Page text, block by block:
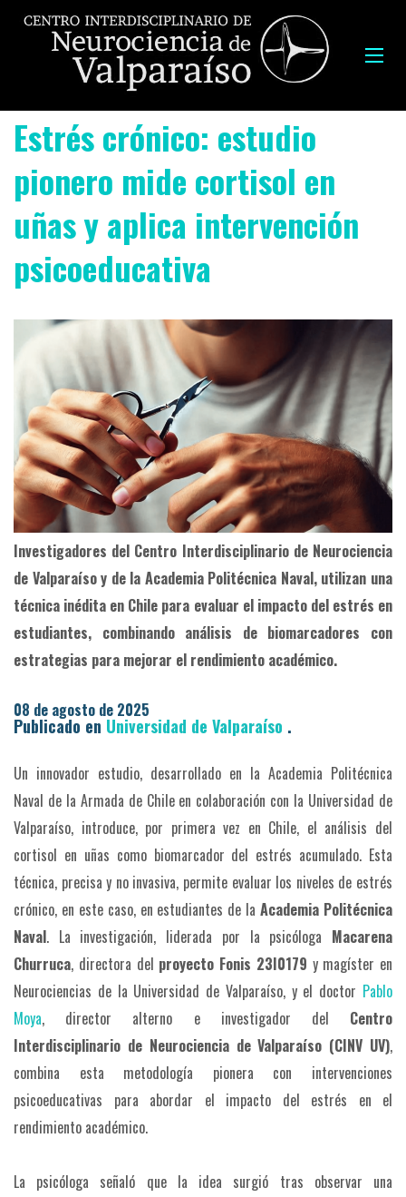
Estrés crónico: estudio
pionero mide cortisol en
uñas y aplica intervención
psicoeducativa
Investigadores del Centro Interdisciplinario de Neurociencia
de Valparaíso y de la Academia Politécnica Naval, utilizan una
técnica inédita en Chile para evaluar el impacto del estrés en
estudiantes, combinando análisis de biomarcadores con
estrategias para mejorar el rendimiento académico.
08 de agosto de 2025
Publicado en Universidad de Valparaíso .
Un innovador estudio, desarrollado en la Academia Politécnica
Naval de la Armada de Chile en colaboración con la Universidad de
Valparaíso, introduce, por primera vez en Chile, el análisis del
cortisol en uñas como biomarcador del estrés acumulado. Esta
técnica, precisa y no invasiva, permite evaluar los niveles de estrés
crónico, en este caso, en estudiantes de laAcademia Politécnica
Naval. La investigación, liderada por la psicóloga Macarena
Churruca, directora del proyecto Fonis 23I0179 y magíster en
Neurociencias de la Universidad de Valparaíso, y el doctor Pablo
Moya, director alterno e investigador del Centro
Interdisciplinario de Neurociencia de Valparaíso (CINV UV),
combina esta metodología pionera con intervenciones
psicoeducativas para abordar el impacto del estrés en el
rendimiento académico.
La psicóloga señaló que la idea surgió tras observar una